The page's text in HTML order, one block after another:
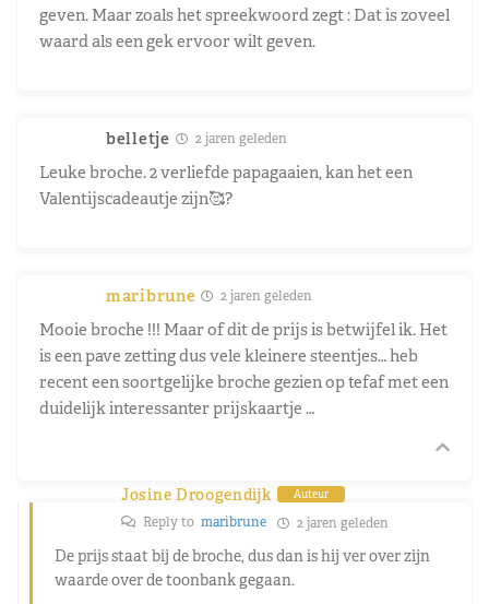
geven. Maar zoals het spreekwoord zegt : Dat is zoveel
waard als een gek ervoor wilt geven.
belletje 2 jaren geleden
Leuke broche. 2 verliefde papagaaien, kan het een
Valentijscadeautje zijn🥰?
maribrune 2 jaren geleden
Mooie broche !!! Maar of dit de prijs is betwijfel ik. Het
is een pave zetting dus vele kleinere steentjes… heb
recent een soortgelijke broche gezien op tefaf met een
duidelijk interessanter prijskaartje …
Josine Droogendijk Auteur
Reply to maribrune 2 jaren geleden
De prijs staat bij de broche, dus dan is hij ver over zijn
waarde over de toonbank gegaan.